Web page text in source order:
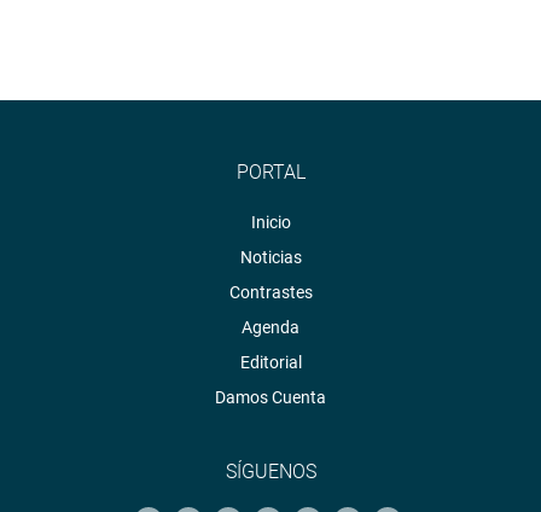
PORTAL
Inicio
Noticias
Contrastes
Agenda
Editorial
Damos Cuenta
SÍGUENOS